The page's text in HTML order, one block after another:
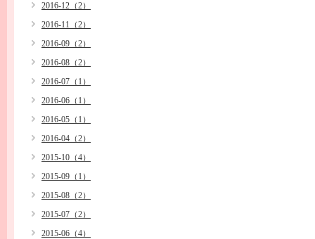
2016-12（2）
2016-11（2）
2016-09（2）
2016-08（2）
2016-07（1）
2016-06（1）
2016-05（1）
2016-04（2）
2015-10（4）
2015-09（1）
2015-08（2）
2015-07（2）
2015-06（4）